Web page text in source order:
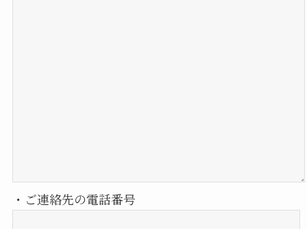
・ご連絡先の電話番号